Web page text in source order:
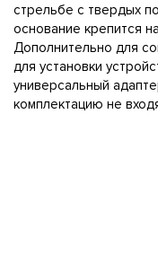
стрельбе с твердых
основание крепится
Дополнительно для
для установки
универсальный
комплектацию не